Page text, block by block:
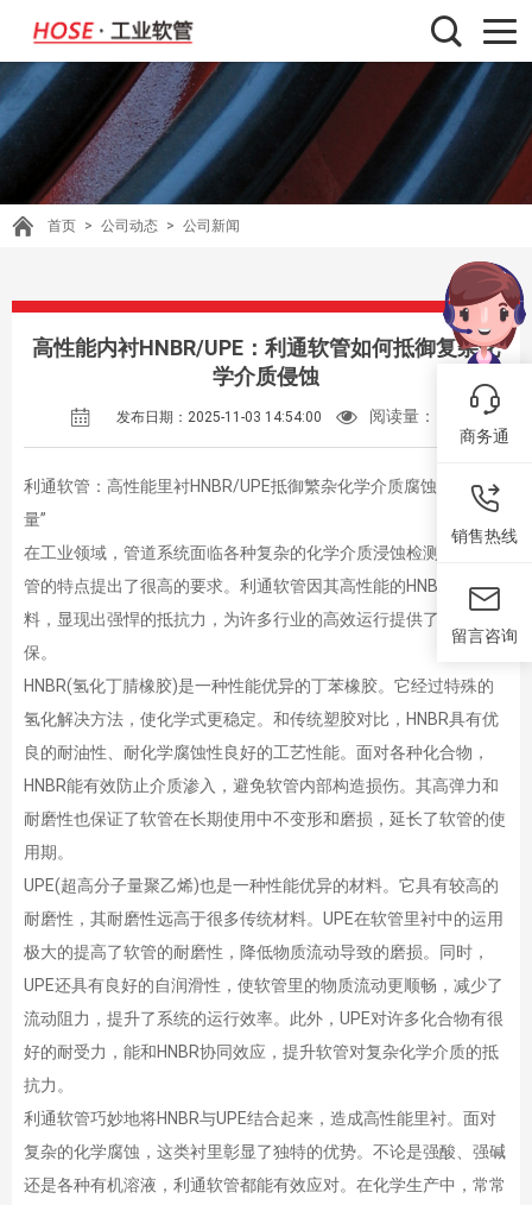
首页 > 公司动态 > 公司新闻
高性能内衬HNBR/UPE：利通软管如何抵御复杂化
学介质侵蚀
发布日期：2025-11-03 14:54:00 阅读量：
利通软管：高性能里衬HNBR/UPE抵御繁杂化学介质腐蚀的优质能
量”
在工业领域，管道系统面临各种复杂的化学介质浸蚀检测，这对软
管的特点提出了很高的要求。利通软管因其高性能的HNBR/UPE材
料，显现出强悍的抵抗力，为许多行业的高效运行提供了可靠的确
保。
HNBR(氢化丁腈橡胶)是一种性能优异的丁苯橡胶。它经过特殊的
氢化解决方法，使化学式更稳定。和传统塑胶对比，HNBR具有优
良的耐油性、耐化学腐蚀性良好的工艺性能。面对各种化合物，
HNBR能有效防止介质渗入，避免软管内部构造损伤。其高弹力和
耐磨性也保证了软管在长期使用中不变形和磨损，延长了软管的使
用期。
UPE(超高分子量聚乙烯)也是一种性能优异的材料。它具有较高的
耐磨性，其耐磨性远高于很多传统材料。UPE在软管里衬中的运用
极大的提高了软管的耐磨性，降低物质流动导致的磨损。同时，
UPE还具有良好的自润滑性，使软管里的物质流动更顺畅，减少了
流动阻力，提升了系统的运行效率。此外，UPE对许多化合物有很
好的耐受力，能和HNBR协同效应，提升软管对复杂化学介质的抵
抗力。
利通软管巧妙地将HNBR与UPE结合起来，造成高性能里衬。面对
复杂的化学腐蚀，这类衬里彰显了独特的优势。不论是强酸、强碱
还是各种有机溶液，利通软管都能有效应对。在化学生产中，常常
商务通
销售热线
留言咨询